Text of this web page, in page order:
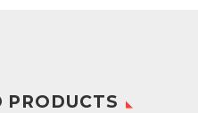
PRODUCTS